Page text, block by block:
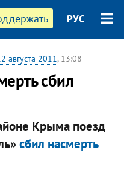
РУС
августа 2011, 13:08
сбил
Крыма поезд
сбил насмерть